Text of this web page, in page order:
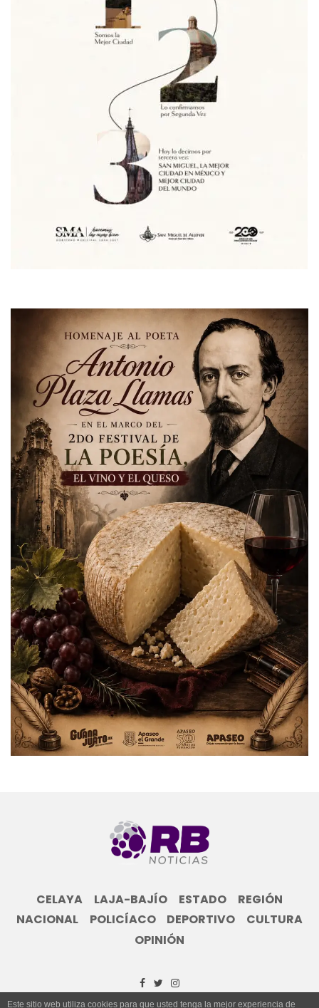
CELAYA LAJA-BAJÍO ESTADO
REGIÓN
NACIONAL
POLICÍACO DEPORTIVO
CULTURA
OPINIÓN
Este sitio web utiliza cookies para que usted tenga la mejor experiencia de